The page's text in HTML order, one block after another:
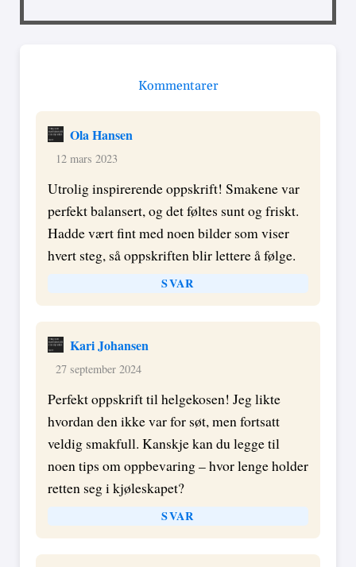
Kommentarer
Ola Hansen
12 mars 2023
Utrolig inspirerende oppskrift! Smakene var
perfekt balansert, og det føltes sunt og friskt.
Hadde vært fint med noen bilder som viser
hvert steg, så oppskriften blir lettere å følge.
SVAR
Kari Johansen
27 september 2024
Perfekt oppskrift til helgekosen! Jeg likte
hvordan den ikke var for søt, men fortsatt
veldig smakfull. Kanskje kan du legge til
noen tips om oppbevaring – hvor lenge holder
retten seg i kjøleskapet?
SVAR